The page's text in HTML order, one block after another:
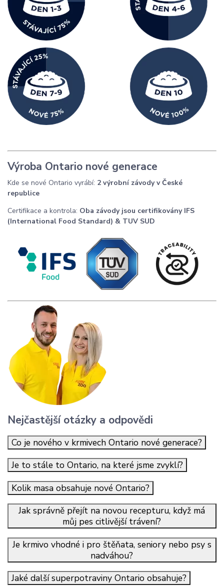
Výroba Ontario nové generace
Kde se nové Ontario vyrábí: 2 výrobní závody v České
republice
Certifikace a kontrola: Oba závody jsou certifikovány IFS
(International Food Standard) & TUV SUD
Nejčastější otázky a odpovědi
Co je nového v krmivech Ontario nové generace?
Je to stále to Ontario, na které jsme zvyklí?
Kolik masa obsahuje nové Ontario?
Jak správně přejít na novou recepturu, když má
můj pes citlivější trávení?
Je krmivo vhodné i pro štěňata, seniory nebo psy s
nadváhou?
Jaké další superpotraviny Ontario obsahuje?